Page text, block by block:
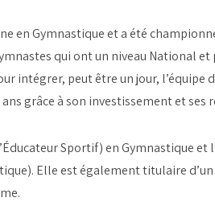
en Gymnastique et a été
qui ont un niveau National
intégrer, peut être un jour, l’équipe
grâce à son investissement et ses
Sportif) en Gymnastique et
Elle est également titulaire